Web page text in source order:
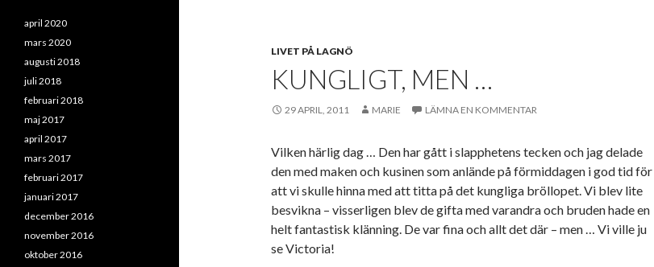
LIVET PÅ LAGNÖ
KUNGLIGT, MEN …
29 APRIL, 2011 MARIE LÄMNA EN KOMMENTAR
Vilken härlig dag … Den har gått i slapphetens tecken och jag delade
den med maken och kusinen som anlände på förmiddagen i god tid för
att vi skulle hinna med att titta på det kungliga bröllopet. Vi blev lite
besvikna – visserligen blev de gifta med varandra och bruden hade en
helt fantastisk klänning. De var fina och allt det där – men … Vi ville ju
se Victoria!
april 2020
mars 2020
augusti 2018
juli 2018
februari 2018
maj 2017
april 2017
mars 2017
februari 2017
januari 2017
december 2016
november 2016
oktober 2016